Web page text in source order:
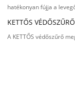
hatékonyan fújja a
KETTŐS VÉDŐSZŰRŐ
A KETTŐS védőszűrő